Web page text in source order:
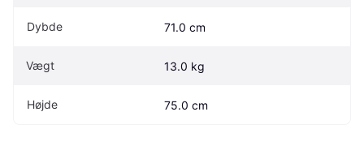
Dybde 71.0 cm
Vægt 13.0 kg
Højde 75.0 cm